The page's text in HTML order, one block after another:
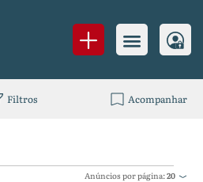
Anúncios por página:20
Filtros Acompanhar